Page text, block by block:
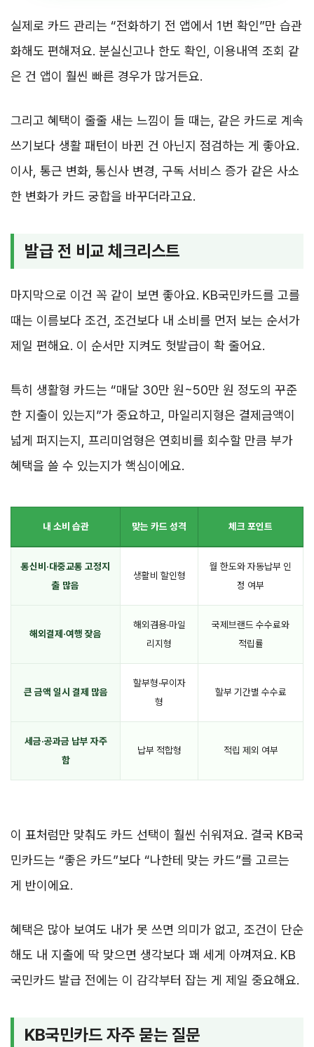
실제로 카드 관리는 “전화하기 전 앱에서 1번 확인”만 습관
화해도 편해져요. 분실신고나 한도 확인, 이용내역 조회 같
은 건 앱이 훨씬 빠른 경우가 많거든요.
그리고 혜택이 줄줄 새는 느낌이 들 때는, 같은 카드로 계속
쓰기보다 생활 패턴이 바뀐 건 아닌지 점검하는 게 좋아요.
이사, 통근 변화, 통신사 변경, 구독 서비스 증가 같은 사소
한 변화가 카드 궁합을 바꾸더라고요.
발급 전 비교 체크리스트
마지막으로 이건 꼭 같이 보면 좋아요. KB국민카드를 고를
때는 이름보다 조건, 조건보다 내 소비를 먼저 보는 순서가
제일 편해요. 이 순서만 지켜도 헛발급이 확 줄어요.
특히 생활형 카드는 “매달 30만 원~50만 원 정도의 꾸준
한 지출이 있는지”가 중요하고, 마일리지형은 결제금액이
넓게 퍼지는지, 프리미엄형은 연회비를 회수할 만큼 부가
혜택을 쓸 수 있는지가 핵심이에요.
내 소비 습관 맞는 카드 성격 체크 포인트
통신비·대중교통 고정지
출 많음
생활비 할인형
월 한도와 자동납부 인
정 여부
해외결제·여행 잦음
해외겸용·마일
리지형
국제브랜드 수수료와
적립률
큰 금액 일시 결제 많음
할부형·무이자
형
할부 기간별 수수료
세금·공과금 납부 자주
함
납부 적합형 적립 제외 여부
이 표처럼만 맞춰도 카드 선택이 훨씬 쉬워져요. 결국 KB국
민카드는 “좋은 카드”보다 “나한테 맞는 카드”를 고르는
게 반이에요.
혜택은 많아 보여도 내가 못 쓰면 의미가 없고, 조건이 단순
해도 내 지출에 딱 맞으면 생각보다 꽤 세게 아껴져요. KB
국민카드 발급 전에는 이 감각부터 잡는 게 제일 중요해요.
KB국민카드 자주 묻는 질문